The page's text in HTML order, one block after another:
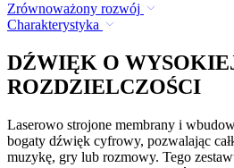
Zrównoważony rozwój
Charakterystyka
DŹWIĘK O
ROZDZIELCZOŚCI
Laserowo strojone membrany i
bogaty dźwięk cyfrowy, pozwalając
muzykę, gry lub rozmowy. Tego